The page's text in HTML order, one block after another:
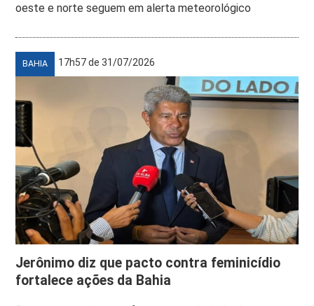
oeste e norte seguem em alerta meteorológico
BAHIA 17h57 de 31/07/2026
Jerônimo diz que pacto contra feminicídio
fortalece ações da Bahia